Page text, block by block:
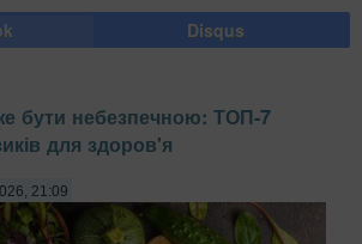
Disqus
бути небезпечною: ТОП-7
для здоров'я
21:09